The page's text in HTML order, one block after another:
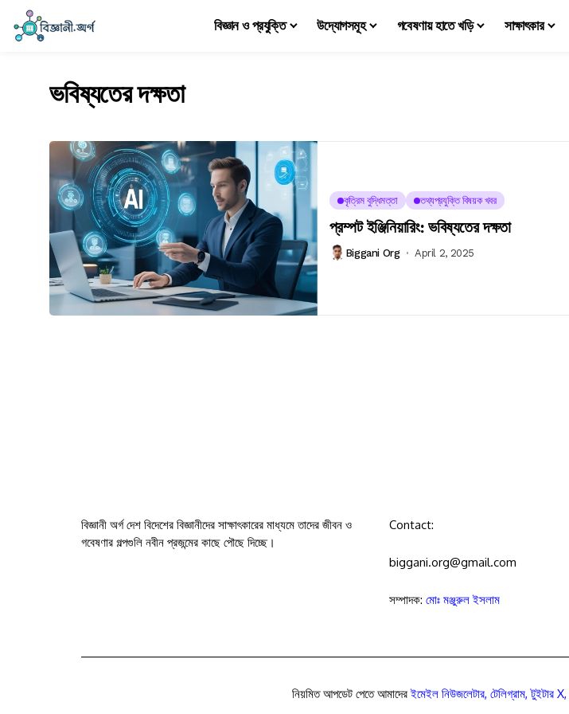
বিজ্ঞান ও প্রযুক্তি উদ্যোগসমূহ গবেষণায় হাতে খড়ি সাক্ষাৎকার
ভবিষ্যতের দক্ষতা
কৃত্রিম বুদ্ধিমত্তা তথ্যপ্রযুক্তি বিষয়ক খবর
প্রম্পট ইঞ্জিনিয়ারিং: ভবিষ্যতের দক্ষতা
Biggani Org April 2, 2025
বিজ্ঞানী অর্গ দেশ বিদেশের বিজ্ঞানীদের সাক্ষাৎকারের মাধ্যমে তাদের জীবন ও
গবেষণার গল্পগুলি নবীন প্রজন্মের কাছে পৌছে দিচ্ছে।
Contact:
biggani.org@gmail.com
সম্পাদক: মোঃ মঞ্জুরুল ইসলাম
নিয়মিত আপডেট পেতে আমাদেরইমেইল নিউজলেটার, টেলিগ্রাম,টুইটার X,